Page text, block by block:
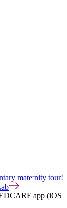
maternity tour!
app (iOS